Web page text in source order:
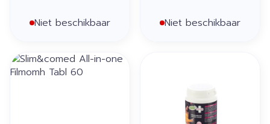
Niet beschikbaar Niet beschikbaar